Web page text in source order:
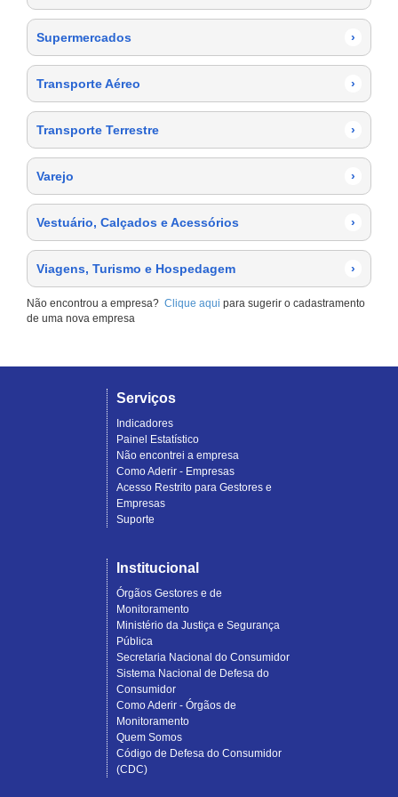
Supermercados ›
Transporte Aéreo ›
Transporte Terrestre ›
Varejo ›
Vestuário, Calçados e Acessórios ›
Viagens, Turismo e Hospedagem ›
Não encontrou a empresa? Clique aqui para sugerir o cadastramento
de uma nova empresa
Serviços
Indicadores
Painel Estatístico
Não encontrei a empresa
Como Aderir - Empresas
Acesso Restrito para Gestores e
Empresas
Suporte
Institucional
Órgãos Gestores e de
Monitoramento
Ministério da Justiça e Segurança
Pública
Secretaria Nacional do Consumidor
Sistema Nacional de Defesa do
Consumidor
Como Aderir - Órgãos de
Monitoramento
Quem Somos
Código de Defesa do Consumidor
(CDC)